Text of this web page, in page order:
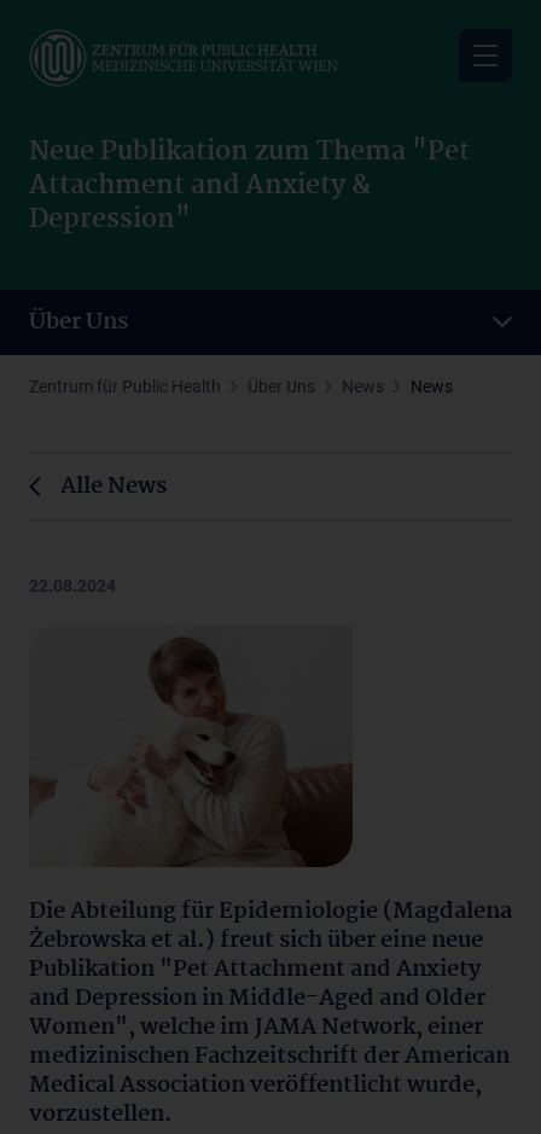
main
Neue Publikation zum Thema "Pet
Attachment and Anxiety &
Depression"
Über Uns
Zentrum für Public Health Über Uns News News
Alle News
22.08.2024
Die Abteilung für Epidemiologie (Magdalena
Żebrowska et al.) freut sich über eine neue
Publikation "Pet Attachment and Anxiety
and Depression in Middle-Aged and Older
Women", welche im JAMA Network, einer
medizinischen Fachzeitschrift der American
Medical Association veröffentlicht wurde,
vorzustellen.